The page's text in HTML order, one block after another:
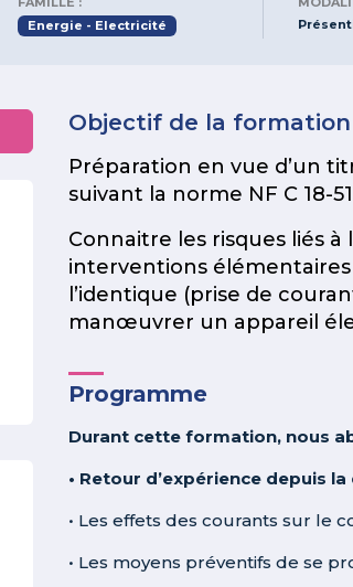
Energie - Electricité
Objectif de la formation
Préparation en vue d’un
suivant la norme NF C 18-
Connaitre les risques liés
interventions
l’identique (prise de
manœuvrer un appareil
Programme
Durant cette formation, nous
• Retour d’expérience depuis
• Les effets des courants sur le
• Les moyens préventifs de se